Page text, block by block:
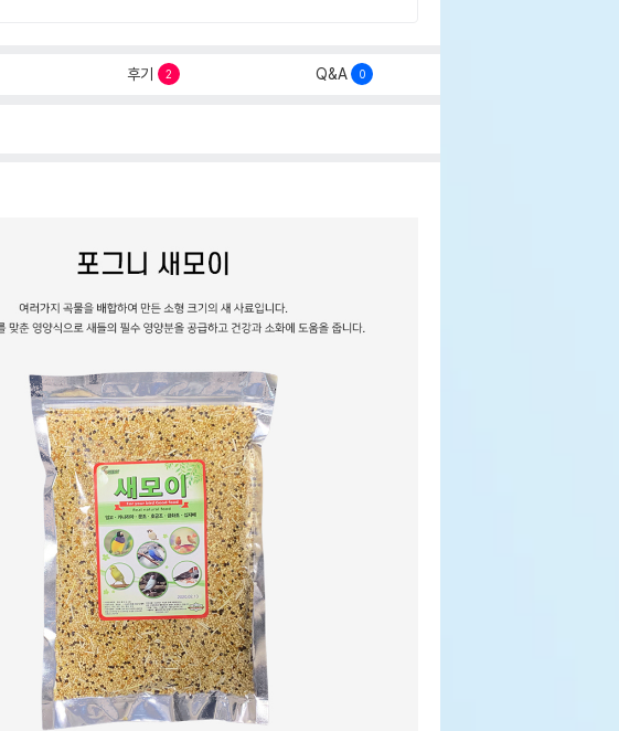
후기 2 Q&A 0